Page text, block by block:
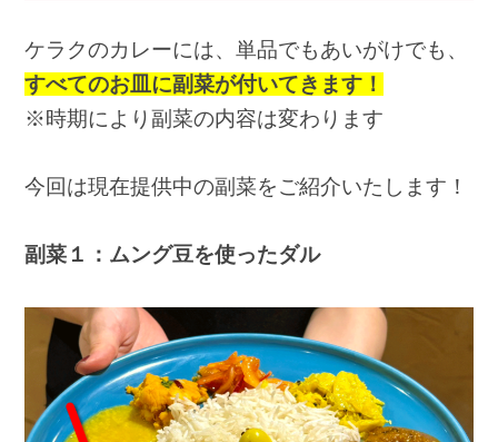
ケラクのカレーには、単品でもあいがけでも、
すべてのお皿に副菜が付いてきます！
※時期により副菜の内容は変わります
今回は現在提供中の副菜をご紹介いたします！
副菜１：ムング豆を使ったダル